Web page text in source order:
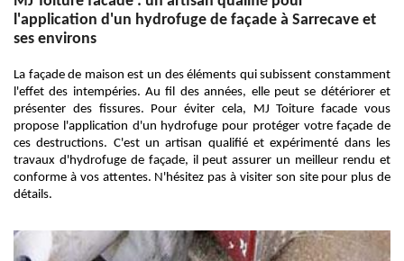
l'application d'un hydrofuge de façade à Sarrecave et
ses environs
La façade de maison est un des éléments qui subissent constamment
l'effet des intempéries. Au fil des années, elle peut se détériorer et
présenter des fissures. Pour éviter cela, MJ Toiture facade vous
propose l'application d'un hydrofuge pour protéger votre façade de
ces destructions. C'est un artisan qualifié et expérimenté dans les
travaux d'hydrofuge de façade, il peut assurer un meilleur rendu et
conforme à vos attentes. N'hésitez pas à visiter son site pour plus de
détails.